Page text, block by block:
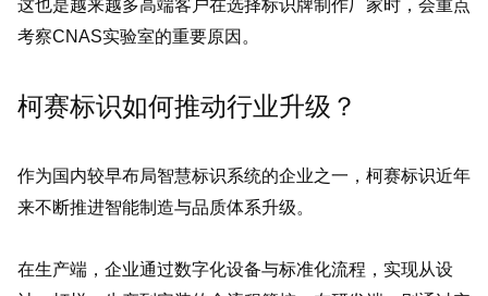
这也是越来越多高端客户在选择标识牌制作厂家时，会重点
考察CNAS实验室的重要原因。
柯赛标识如何推动行业升级？
作为国内较早布局智慧标识系统的企业之一，柯赛标识近年
来不断推进智能制造与品质体系升级。
在生产端，企业通过数字化设备与标准化流程，实现从设